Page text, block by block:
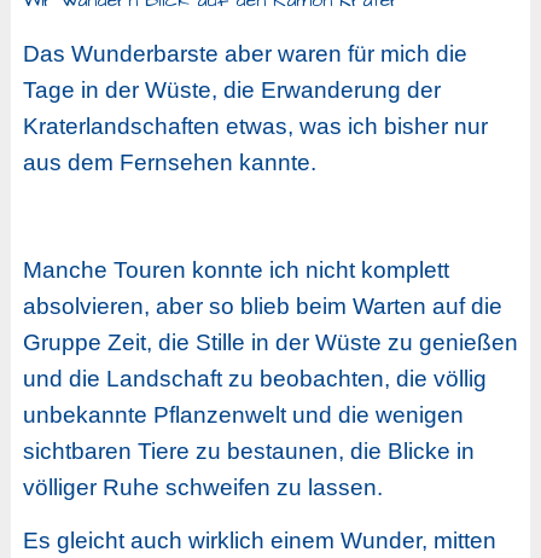
Das Wunderbarste aber waren für mich die
Tage in der Wüste, die Erwanderung der
Kraterlandschaften etwas, was ich bisher nur
aus dem Fernsehen kannte.
Manche Touren konnte ich nicht komplett
absolvieren, aber so blieb beim Warten auf die
Gruppe Zeit, die Stille in der Wüste zu genießen
und die Landschaft zu beobachten, die völlig
unbekannte Pflanzenwelt und die wenigen
sichtbaren Tiere zu bestaunen, die Blicke in
völliger Ruhe schweifen zu lassen.
Es gleicht auch wirklich einem Wunder, mitten